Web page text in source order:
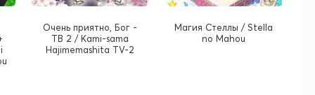
Очень приятно, Бог -
ТВ 2 / Kami-sama
Hajimemashita TV-2
Магия Стеллы / Stella
no Mahou